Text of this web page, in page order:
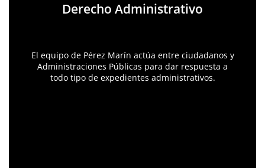
Derecho Administrativo
El equipo de Pérez Marín actúa entre ciudadanos y
Administraciones Públicas para dar respuesta a
todo tipo de expedientes administrativos.
- Expedientes sancionadores
ÁREA DERECHO ADMINISTRATIVO